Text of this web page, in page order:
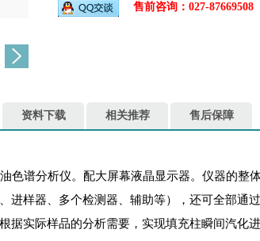
售前咨询：027-87669508
资料下载 相关推荐 售后保障
谱分析仪。配大屏幕液晶显示器。仪器的整
进样器、多个检测器、辅助等），还可全部通
据实际样品的分析需要，实现填充柱瞬间汽化